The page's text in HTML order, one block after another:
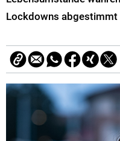
Lockdowns abgestimmt